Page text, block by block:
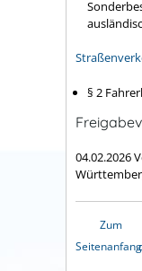
§ 2
04.02.2026
Zum
Seitenanfang